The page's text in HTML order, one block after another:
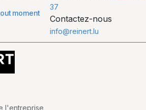
moment
37
Contactez-nous
info@reinert.lu
l'entreprise